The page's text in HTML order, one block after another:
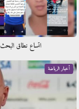
اتساع نطاق البحث عن أكثر من
أخبار الرياضة